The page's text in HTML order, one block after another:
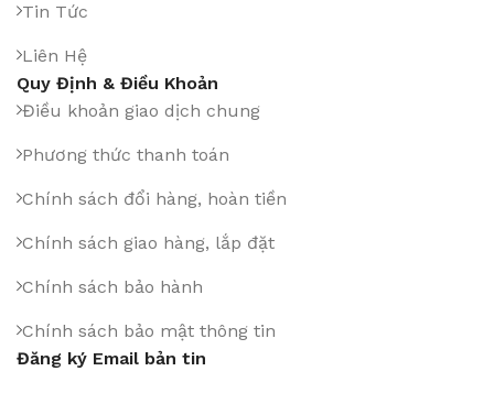
Tin Tức
Liên Hệ
Quy Định & Điều Khoản
Điều khoản giao dịch chung
Phương thức thanh toán
Chính sách đổi hàng, hoàn tiền
Chính sách giao hàng, lắp đặt
Chính sách bảo hành
Chính sách bảo mật thông tin
Đăng ký Email bản tin